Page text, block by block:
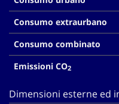
Consumo extraurbano
Consumo combinato
Emissioni CO2
Dimensioni esterne ed